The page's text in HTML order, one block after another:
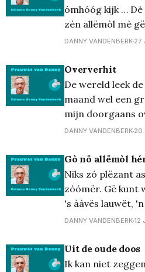
zeurderig. Dat
hele lichaam,
ómhóóg kijk … Dè
zén allëmòl mè
is ër génnë
gààw ien dë
eedëlmitauwël.
DANNY VANDENBERK 27
Oververhit
De wereld leek
maand wel een
mijn doorgaans
ontdekte ik
van WK voetbal
Argentinië zat te
DANNY VANDENBERK 20
Gò nö allëmòl
Niks zó plëzant
zóómër. Gë kunt
's ààvës lauwët,
óóvërdag wa ien
zóndër dè gë'm
stèè&
DANNY VANDENBERK 12
Uit de oude doos
Ik kan niet